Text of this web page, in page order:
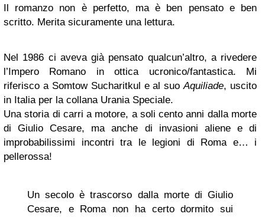
Il romanzo non è perfetto, ma è ben pensato e ben
scritto. Merita sicuramente una lettura.
Nel 1986 ci aveva già pensato qualcun’altro, a rivedere
l’Impero Romano in ottica ucronico/fantastica. Mi
riferisco a Somtow Sucharitkul e al suoAquiliade, uscito
in Italia per la collana Urania Speciale.
Una storia di carri a motore, a soli cento anni dalla morte
di Giulio Cesare, ma anche di invasioni aliene e di
improbabilissimi incontri tra le legioni di Roma e… i
pellerossa!
Un secolo è trascorso dalla morte di Giulio
Cesare, e Roma non ha certo dormito sui